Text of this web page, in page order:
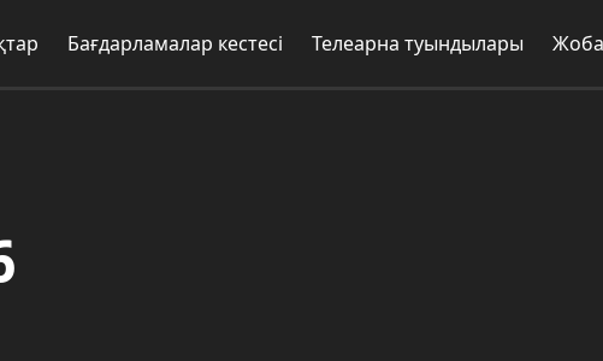
Бағдарламалар кестесі Телеарна туындылары Жобалар